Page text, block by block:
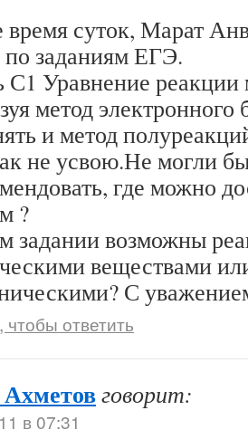
время суток, Марат
по заданиям ЕГЭ.
С1 Уравнение
метод
и метод
не усвою.Не могли
где можно
?
задании возможны
веществами
С
ответить
говорит:
в 07:31